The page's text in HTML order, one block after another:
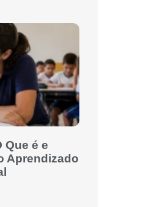
Que é e
Aprendizado